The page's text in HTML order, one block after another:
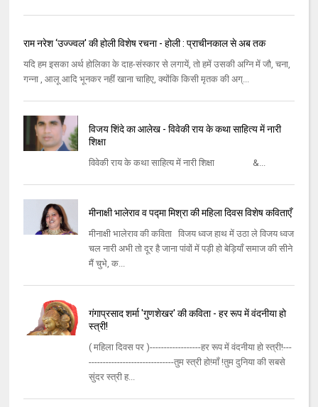
राम नरेश ‘उज्‍ज्‍वल' की होली विशेष रचना - होली : प्राचीनकाल से अब तक
यदि हम इसका अर्थ होलिका के दाह-संस्‍कार से लगायें, तो हमें उसकी अग्‍नि में जौ, चना,
गन्‍ना , आलू आदि भूनकर नहीं खाना चाहिए, क्‍योंकि किसी मृतक की अग्...
विजय शिंदे का आलेख - विवेकी राय के कथा साहित्य में नारी
शिक्षा
विवेकी राय के कथा साहित्य में नारी शिक्षा &...
मीनाक्षी भालेराव व पद्मा मिश्रा की महिला दिवस विशेष कविताएँ
मीनाक्षी भालेराव की कविता विजय ध्वज हाथ में उठा ले विजय ध्वज
चल नारी अभी तो दूर है जाना पांवों में पड़ी हो बेड़ियाँ समाज की सीने
मैं चुभे, क...
गंगाप्रसाद शर्मा 'गुणशेखर' की कविता - हर रूप में वंदनीया हो
स्त्री!
( महिला दिवस पर )------------------हर रूप में वंदनीया हो स्त्री!---
------------------------------तुम स्त्री हो!माँ !तुम दुनिया की सबसे
सुंदर स्त्री ह...